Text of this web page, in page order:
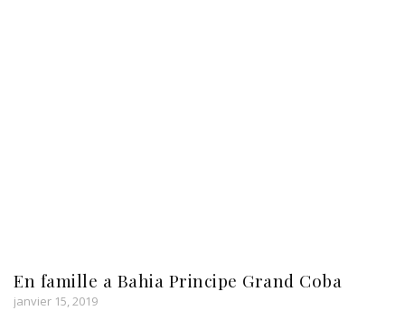
En famille a Bahia Principe Grand Coba
janvier 15, 2019